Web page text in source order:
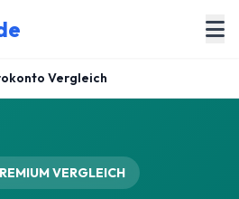
Vergleich
VERGLEICH